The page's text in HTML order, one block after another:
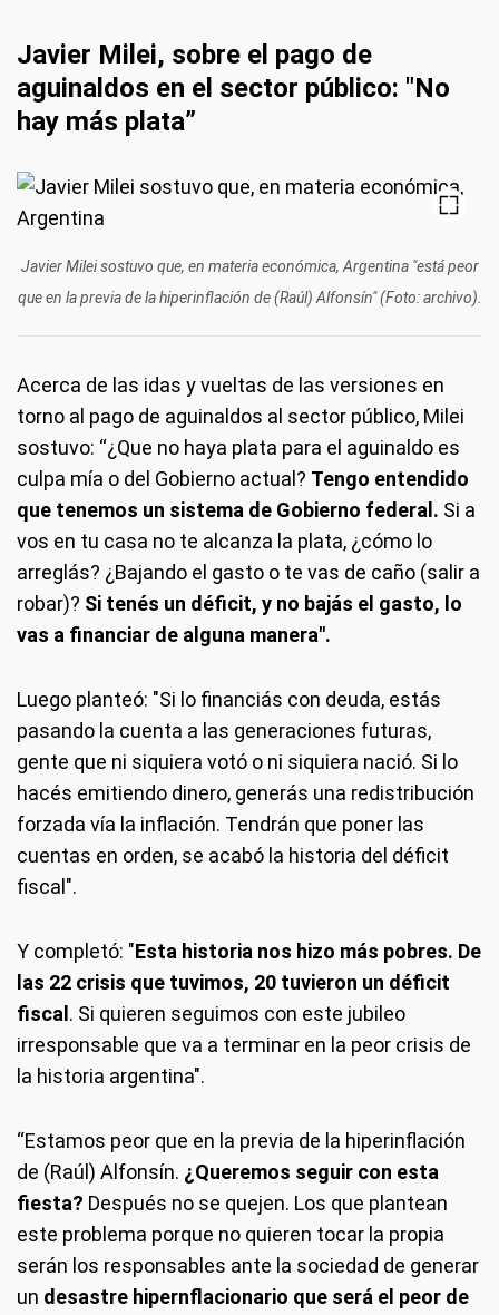
Javier Milei, sobre el pago de
aguinaldos en el sector público: "No
hay más plata”
Javier Milei sostuvo que, en materia económica, Argentina "está peor
que en la previa de la hiperinflación de (Raúl) Alfonsín" (Foto: archivo).
Acerca de las idas y vueltas de las versiones en
torno al pago de aguinaldos al sector público, Milei
sostuvo: “¿Que no haya plata para el aguinaldo es
culpa mía o del Gobierno actual? Tengo entendido
que tenemos un sistema de Gobierno federal. Si a
vos en tu casa no te alcanza la plata, ¿cómo lo
arreglás? ¿Bajando el gasto o te vas de caño (salir a
robar)? Si tenés un déficit, y no bajás el gasto, lo
vas a financiar de alguna manera".
Luego planteó: "Si lo financiás con deuda, estás
pasando la cuenta a las generaciones futuras,
gente que ni siquiera votó o ni siquiera nació. Si lo
hacés emitiendo dinero, generás una redistribución
forzada vía la inflación. Tendrán que poner las
cuentas en orden, se acabó la historia del déficit
fiscal".
Y completó: "Esta historia nos hizo más pobres. De
las 22 crisis que tuvimos, 20 tuvieron un déficit
fiscal . Si quieren seguimos con este jubileo
irresponsable que va a terminar en la peor crisis de
la historia argentina".
“Estamos peor que en la previa de la hiperinflación
de (Raúl) Alfonsín. ¿Queremos seguir con esta
fiesta? Después no se quejen. Los que plantean
este problema porque no quieren tocar la propia
serán los responsables ante la sociedad de generar
un desastre hipernflacionario que será el peor de